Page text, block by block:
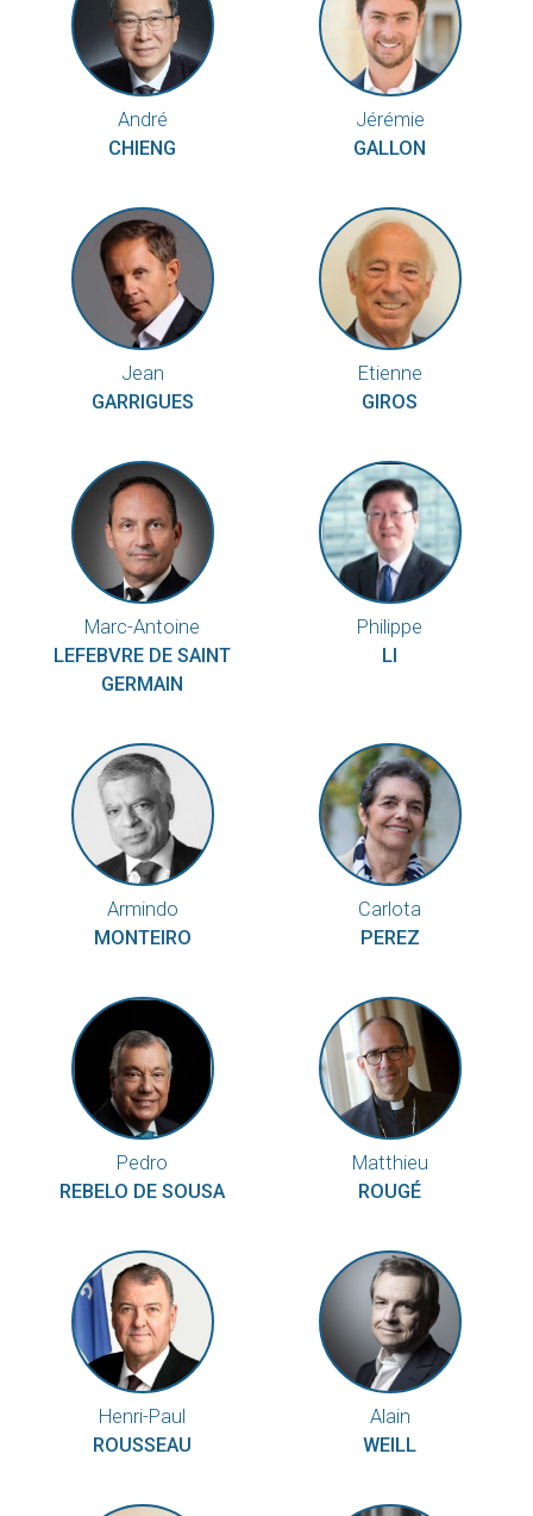
André
CHIENG
Jérémie
GALLON
Jean
GARRIGUES
Etienne
GIROS
Marc-Antoine
LEFEBVRE DE SAINT
GERMAIN
Philippe
LI
Armindo
MONTEIRO
Carlota
PEREZ
Pedro
REBELO DE SOUSA
Matthieu
ROUGÉ
Henri-Paul
ROUSSEAU
Alain
WEILL